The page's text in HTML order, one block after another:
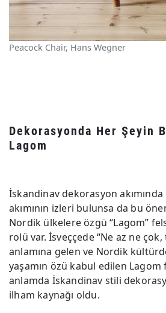
Peacock Chair, Hans Wegner
Dekorasyonda Her Şeyin
Lagom
İskandinav dekorasyon
akımının izleri bulunsa da bu
Nordik ülkelere özgü “Lagom”
rolü var. İsveççede “Ne az ne
anlamına gelen ve Nordik
yaşamın özü kabul edilen Lagom
anlamda İskandinav stili
ilham kaynağı oldu.